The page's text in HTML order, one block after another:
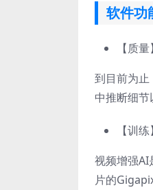
软件功
【质量】
到目前为
中推断细节
【训练】
视频增强AI
片的